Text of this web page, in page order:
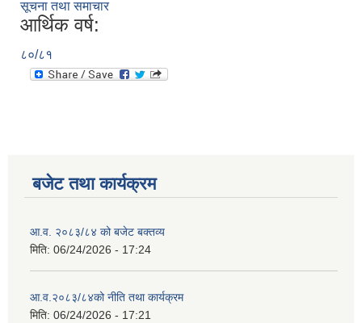
सूचना तथा समाचार
आर्थिक वर्ष:
८०/८१
बजेट तथा कार्यक्रम
आ.व. २०८३/८४ को बजेट बक्तव्य
मिति: 06/24/2026 - 17:24
आ.व.२०८३/८४को नीति तथा कार्यक्रम
मिति: 06/24/2026 - 17:21